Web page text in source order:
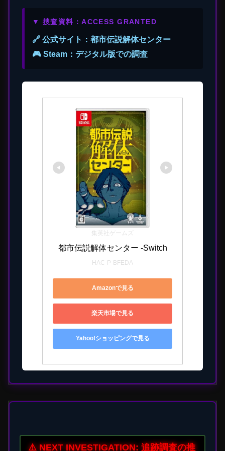
▼ 捜査資料：ACCESS GRANTED
🔗 公式サイト：都市伝説解体センター
🎮 Steam：デジタル版での調査
集英社ゲームズ
都市伝説解体センター -Switch
HAC-P-BFEDA
Amazonで見る
楽天市場で見る
Yahoo!ショッピングで見る
⚠️ NEXT INVESTIGATION: 追跡調査の推